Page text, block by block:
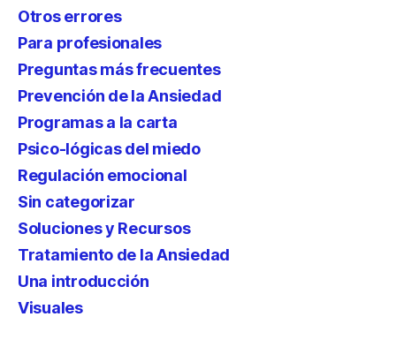
Otros errores
Para profesionales
Preguntas más frecuentes
Prevención de la Ansiedad
Programas a la carta
Psico-lógicas del miedo
Regulación emocional
Sin categorizar
Soluciones y Recursos
Tratamiento de la Ansiedad
Una introducción
Visuales